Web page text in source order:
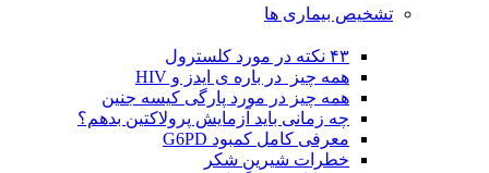
تشخیص بیماری ها
۴۳ نکته در مورد کلسترول
همه چیز در باره ی ایدز و HIV
همه چیز در مورد پارگی کیسه جنین
چه زمانی باید آزمایش پرولاکتین بدهم؟
معرفی کامل کمبود G6PD
خطرات شیرینِ شکر